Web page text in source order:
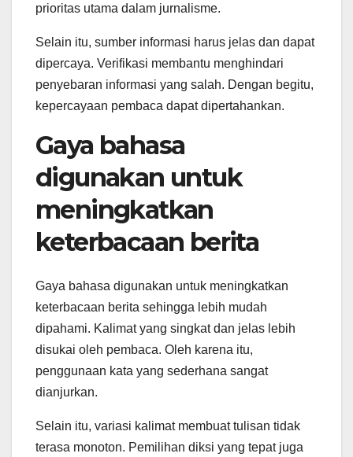
prioritas utama dalam jurnalisme.
Selain itu, sumber informasi harus jelas dan dapat
dipercaya. Verifikasi membantu menghindari
penyebaran informasi yang salah. Dengan begitu,
kepercayaan pembaca dapat dipertahankan.
Gaya bahasa
digunakan untuk
meningkatkan
keterbacaan berita
Gaya bahasa digunakan untuk meningkatkan
keterbacaan berita sehingga lebih mudah
dipahami. Kalimat yang singkat dan jelas lebih
disukai oleh pembaca. Oleh karena itu,
penggunaan kata yang sederhana sangat
dianjurkan.
Selain itu, variasi kalimat membuat tulisan tidak
terasa monoton. Pemilihan diksi yang tepat juga